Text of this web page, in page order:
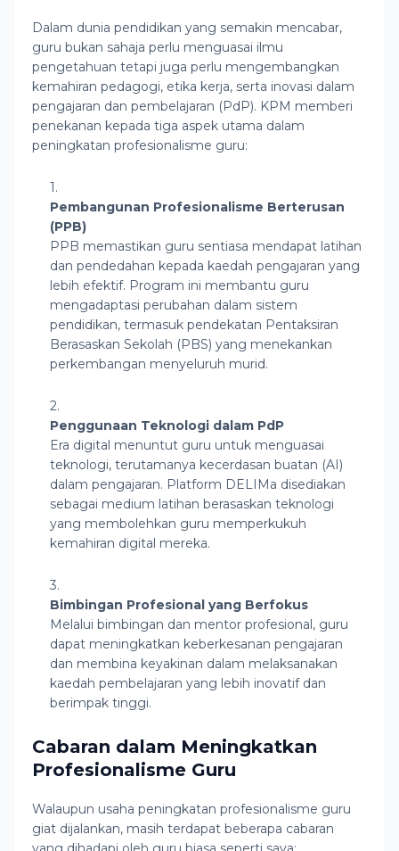
Dalam dunia pendidikan yang semakin mencabar,
guru bukan sahaja perlu menguasai ilmu
pengetahuan tetapi juga perlu mengembangkan
kemahiran pedagogi, etika kerja, serta inovasi dalam
pengajaran dan pembelajaran (PdP). KPM memberi
penekanan kepada tiga aspek utama dalam
peningkatan profesionalisme guru:
Pembangunan Profesionalisme Berterusan
(PPB)
PPB memastikan guru sentiasa mendapat latihan
dan pendedahan kepada kaedah pengajaran yang
lebih efektif. Program ini membantu guru
mengadaptasi perubahan dalam sistem
pendidikan, termasuk pendekatan Pentaksiran
Berasaskan Sekolah (PBS) yang menekankan
perkembangan menyeluruh murid.
Penggunaan Teknologi dalam PdP
Era digital menuntut guru untuk menguasai
teknologi, terutamanya kecerdasan buatan (AI)
dalam pengajaran. Platform DELIMa disediakan
sebagai medium latihan berasaskan teknologi
yang membolehkan guru memperkukuh
kemahiran digital mereka.
Bimbingan Profesional yang Berfokus
Melalui bimbingan dan mentor profesional, guru
dapat meningkatkan keberkesanan pengajaran
dan membina keyakinan dalam melaksanakan
kaedah pembelajaran yang lebih inovatif dan
berimpak tinggi.
Cabaran dalam Meningkatkan
Profesionalisme Guru
Walaupun usaha peningkatan profesionalisme guru
giat dijalankan, masih terdapat beberapa cabaran